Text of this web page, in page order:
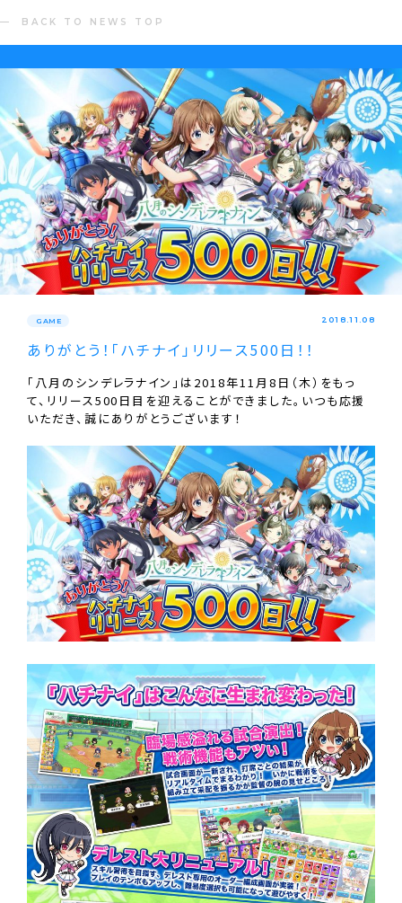
BACK TO NEWS TOP
GAME 2018.11.08
ありがとう！「ハチナイ」リリース500日！！
「八月のシンデレラナイン」は2018年11月8日（木）をもっ
て、リリース500日目を迎えることができました。いつも応援
いただき、誠にありがとうございます！